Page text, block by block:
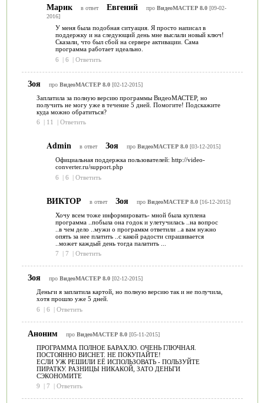
Марик в ответ Евгений про ВидеоМАСТЕР 8.0[09-02-
2016]
У меня была подобная ситуация. Я просто написал в
поддержку и на следующий день мне выслали новый ключ!
Сказали, что был сбой на сервере активации. Сама
программа работает идеально.
6
| 6 | Ответить
Зоя про ВидеоМАСТЕР 8.0[02-12-2015]
Заплатила за полную версию программы ВидеоМАСТЕР, но
получить не могу уже в течение 5 дней. Помогите! Подскажите
куда можно обратиться?
6
| 11 | Ответить
Admin в ответ Зоя про ВидеоМАСТЕР 8.0[03-12-2015]
Официальная поддержка пользователей: http://video-
converter.ru/support.php
6
| 6 | Ответить
ВИКТОР в ответ Зоя про ВидеоМАСТЕР 8.0[16-12-2015]
Хочу всем тоже информировать- мной была куплена
программа ..побыла она годок и улетучилась ..на вопрос
..в чем дело ..мужи о програмкм ответили ..а вам нужно
опять за нее платить ..с какой радости спрашивается
..может каждый день тогда палатить ...
7
| 7 | Ответить
Зоя про ВидеоМАСТЕР 8.0[02-12-2015]
Деньги я заплатила картой, но полную версию так и не получила,
хотя прошло уже 5 дней.
6
| 6 | Ответить
Аноним про ВидеоМАСТЕР 8.0[05-11-2015]
ПРОГРАММА ПОЛНОЕ БАРАХЛО. ОЧЕНЬ ГЛЮЧНАЯ.
ПОСТОЯННО ВИСНЕТ. НЕ ПОКУПАЙТЕ!
ЕСЛИ УЖ РЕШИЛИ ЕЁ ИСПОЛЬЗОВАТЬ - ПОЛЬЗУЙТЕ
ПИРАТКУ. РАЗНИЦЫ НИКАКОЙ, ЗАТО ДЕНЬГИ
СЭКОНОМИТЕ
9
| 7 | Ответить